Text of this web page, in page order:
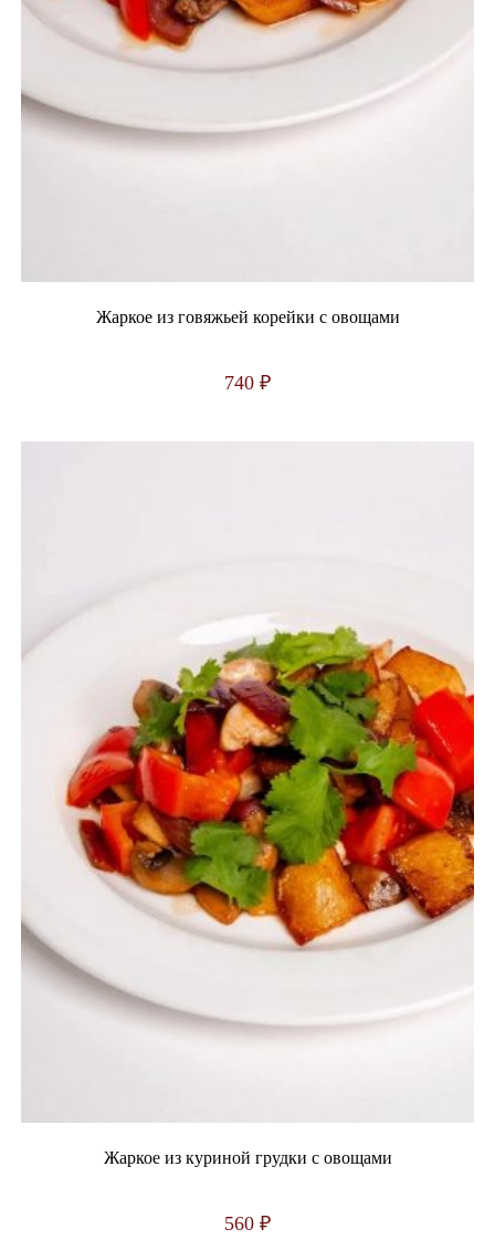
Жаркое из говяжьей корейки с овощами
740 ₽
Жаркое из куриной грудки с овощами
560 ₽